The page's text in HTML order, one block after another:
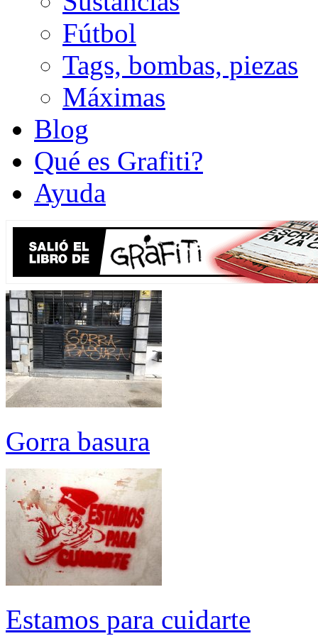
Fútbol
Tags, bombas, piezas
Máximas
Blog
Qué es Grafiti?
Ayuda
Gorra basura
Estamos para cuidarte